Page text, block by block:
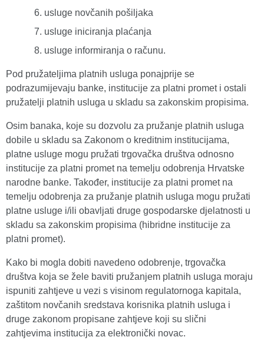
usluge novčanih pošiljaka
usluge iniciranja plaćanja
usluge informiranja o računu.
Pod pružateljima platnih usluga ponajprije se
podrazumijevaju banke, institucije za platni promet i ostali
pružatelji platnih usluga u skladu sa zakonskim propisima.
Osim banaka, koje su dozvolu za pružanje platnih usluga
dobile u skladu sa Zakonom o kreditnim institucijama,
platne usluge mogu pružati trgovačka društva odnosno
institucije za platni promet na temelju odobrenja Hrvatske
narodne banke. Također, institucije za platni promet na
temelju odobrenja za pružanje platnih usluga mogu pružati
platne usluge i/ili obavljati druge gospodarske djelatnosti u
skladu sa zakonskim propisima (hibridne institucije za
platni promet).
Kako bi mogla dobiti navedeno odobrenje, trgovačka
društva koja se žele baviti pružanjem platnih usluga moraju
ispuniti zahtjeve u vezi s visinom regulatornoga kapitala,
zaštitom novčanih sredstava korisnika platnih usluga i
druge zakonom propisane zahtjeve koji su slični
zahtjevima institucija za elektronički novac.